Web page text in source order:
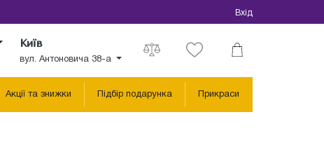
Вхід
Київ
вул. Антоновича 38-а
Акції та знижки Підбір подарунка Прикраси